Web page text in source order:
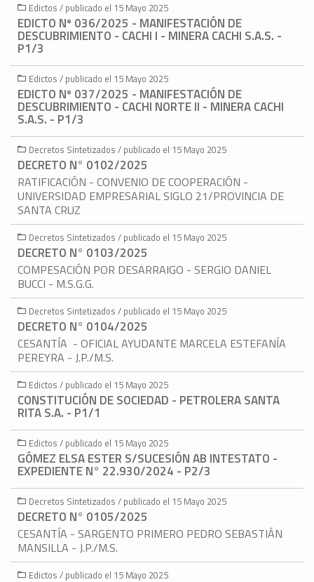
Edictos / publicado el 15 Mayo 2025
EDICTO Nº 036/2025 - MANIFESTACIÓN DE
DESCUBRIMIENTO - CACHI I - MINERA CACHI S.A.S. -
P1/3
Edictos / publicado el 15 Mayo 2025
EDICTO Nº 037/2025 - MANIFESTACIÓN DE
DESCUBRIMIENTO - CACHI NORTE II - MINERA CACHI
S.A.S. - P1/3
Decretos Sintetizados / publicado el 15 Mayo 2025
DECRETO N° 0102/2025
RATIFICACIÓN - CONVENIO DE COOPERACIÓN -
UNIVERSIDAD EMPRESARIAL SIGLO 21/PROVINCIA DE
SANTA CRUZ
Decretos Sintetizados / publicado el 15 Mayo 2025
DECRETO N° 0103/2025
COMPESACIÓN POR DESARRAIGO - SERGIO DANIEL
BUCCI - M.S.G.G.
Decretos Sintetizados / publicado el 15 Mayo 2025
DECRETO N° 0104/2025
CESANTÍA - OFICIAL AYUDANTE MARCELA ESTEFANÍA
PEREYRA - J.P./M.S.
Edictos / publicado el 15 Mayo 2025
CONSTITUCIÓN DE SOCIEDAD - PETROLERA SANTA
RITA S.A. - P1/1
Edictos / publicado el 15 Mayo 2025
GÓMEZ ELSA ESTER S/SUCESIÓN AB INTESTATO -
EXPEDIENTE N° 22.930/2024 - P2/3
Decretos Sintetizados / publicado el 15 Mayo 2025
DECRETO N° 0105/2025
CESANTÍA - SARGENTO PRIMERO PEDRO SEBASTIÁN
MANSILLA - J.P./M.S.
Edictos / publicado el 15 Mayo 2025